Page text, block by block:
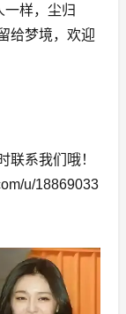
一样，尘归
给梦境，欢迎
联系我们哦！
u/18869033